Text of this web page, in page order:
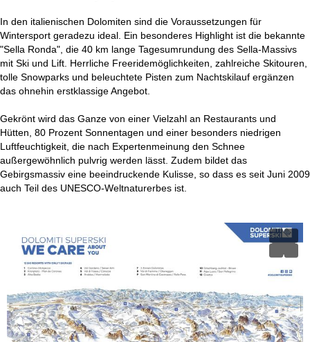
In den italienischen Dolomiten sind die Voraussetzungen für
Wintersport geradezu ideal. Ein besonderes Highlight ist die bekannte
"Sella Ronda", die 40 km lange Tagesumrundung des Sella-Massivs
mit Ski und Lift. Herrliche Freeridemöglichkeiten, zahlreiche Skitouren,
tolle Snowparks und beleuchtete Pisten zum Nachtskilauf ergänzen
das ohnehin erstklassige Angebot.
Gekrönt wird das Ganze von einer Vielzahl an Restaurants und
Hütten, 80 Prozent Sonnentagen und einer besonders niedrigen
Luftfeuchtigkeit, die nach Expertenmeinung den Schnee
außergewöhnlich pulvrig werden lässt. Zudem bildet das
Gebirgsmassiv eine beeindruckende Kulisse, so dass es seit Juni 2009
auch Teil des UNESCO-Weltnaturerbes ist.